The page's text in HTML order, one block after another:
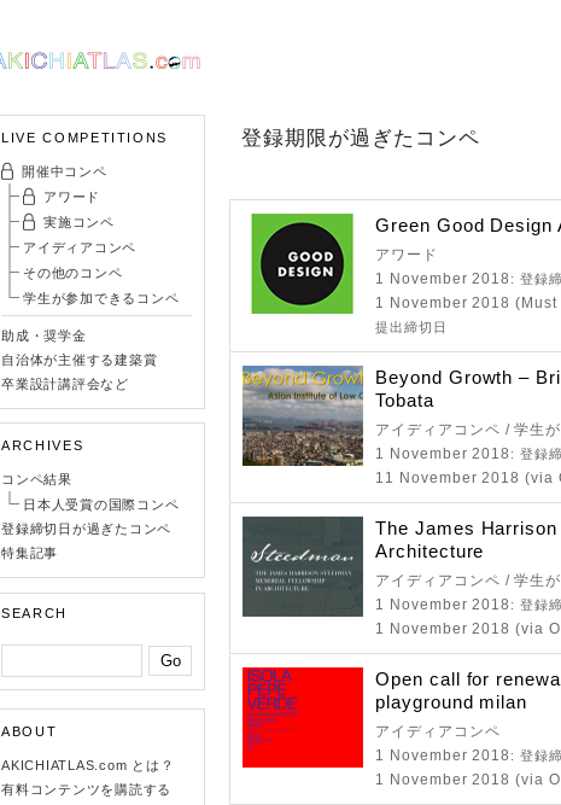
LIVE COMPETITIONS
開催中コンペ
アワード
実施コンペ
アイディアコンペ
その他のコンペ
学生が参加できるコンペ
助成・奨学金
自治体が主催する建築賞
卒業設計講評会など
ARCHIVES
コンペ結果
日本人受賞の国際コンペ
登録締切日が過ぎたコンペ
特集記事
SEARCH
ABOUT
AKICHIATLAS.com とは？
有料コンテンツを購読する
登録期限が過ぎたコンペ
Green Good Design
アワード
1 November 2018 : 登録
1 November 2018
提出締切日
Beyond Growth –
Tobata
アイディアコンペ / 学生
1 November 2018 : 登録
11 November 2018 (via
The James
Architecture
アイディアコンペ / 学生
1 November 2018 : 登録
1 November 2018 (via
Open call for
playground milan
アイディアコンペ
1 November 2018 : 登録
1 November 2018 (via